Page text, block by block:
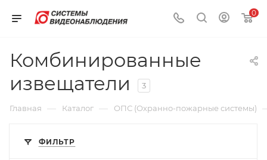
0
Комбинированные
извещатели
3
Главная — Каталог — ОПС (Охранно-пожарные системы)
ФИЛЬТР